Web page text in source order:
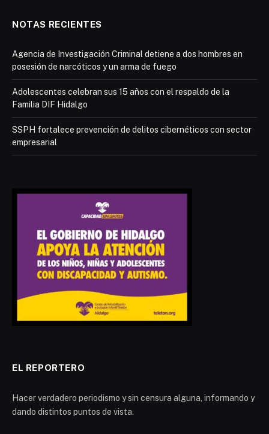
NOTAS RECIENTES
Agencia de Investigación Criminal detiene a dos hombres en
posesión de narcóticos y un arma de fuego
Adolescentes celebran sus 15 años con el respaldo de la
Familia DIF Hidalgo
SSPH fortalece prevención de delitos cibernéticos con sector
empresarial
EL REPORTERO
Hacer verdadero periodismo y sin censura alguna, informando y
dando distintos puntos de vista.